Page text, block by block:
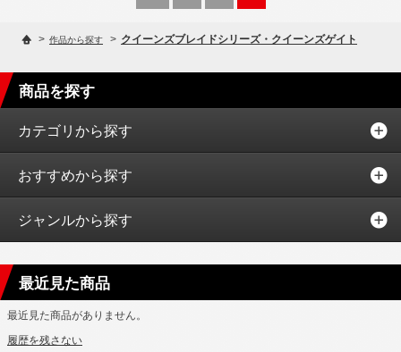
> 作品から探す > クイーンズブレイドシリーズ・クイーンズゲイト
商品を探す
カテゴリから探す
おすすめから探す
ジャンルから探す
最近見た商品
最近見た商品がありません。
履歴を残さない